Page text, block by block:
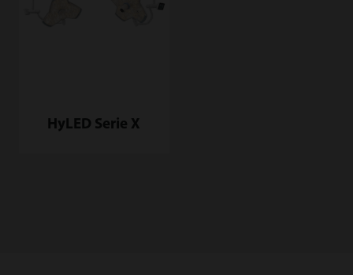
HyLED Serie X